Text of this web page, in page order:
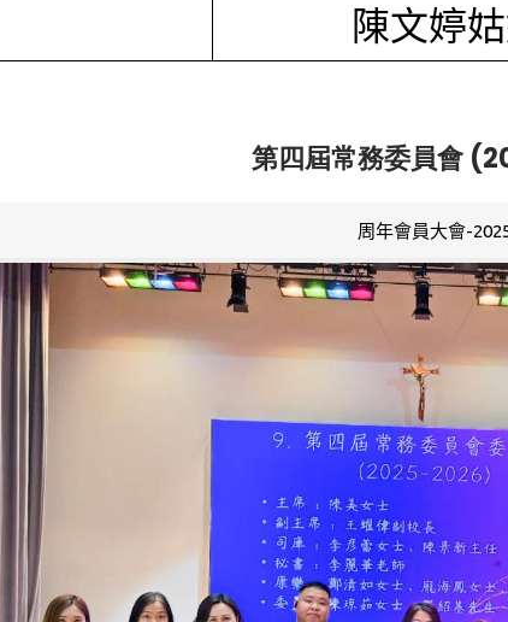
陳文婷
第四屆常務委員會
周年會員大會-